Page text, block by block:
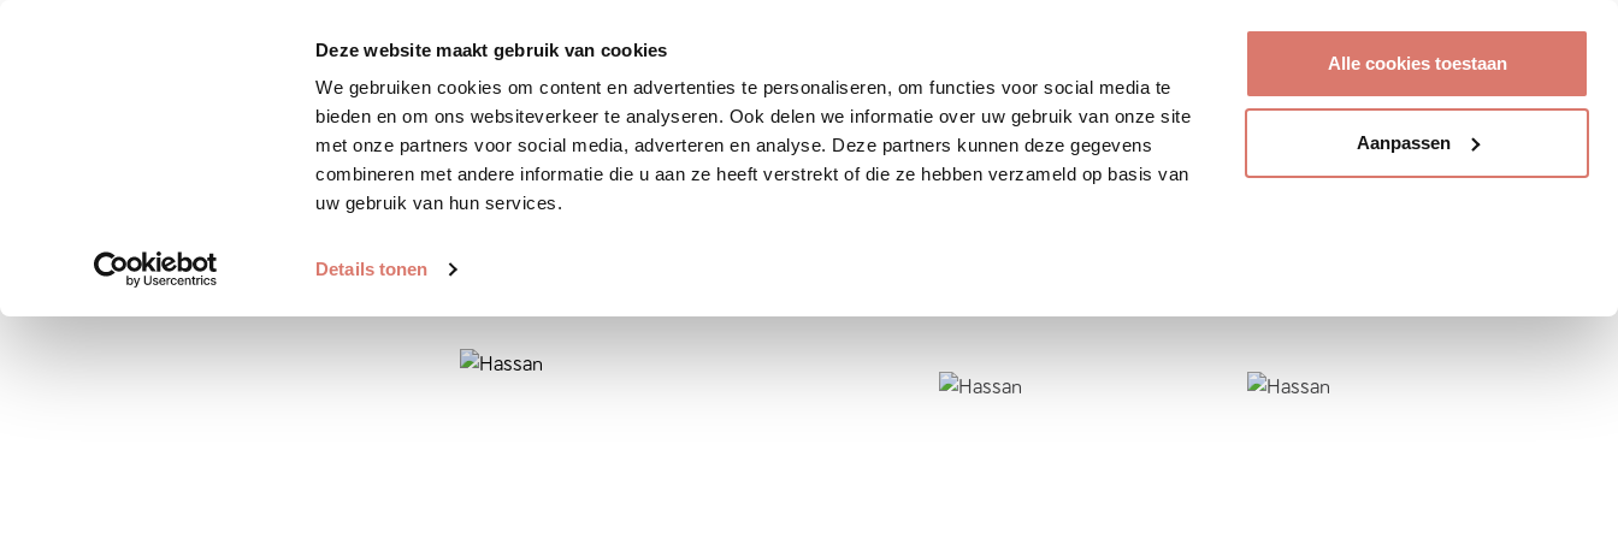
Deze website maakt gebruik van cookies
We gebruiken cookies om content en advertenties te personaliseren, om functies voor social media te
bieden en om ons websiteverkeer te analyseren. Ook delen we informatie over uw gebruik van onze site
met onze partners voor social media, adverteren en analyse. Deze partners kunnen deze gegevens
combineren met andere informatie die u aan ze heeft verstrekt of die ze hebben verzameld op basis van
uw gebruik van hun services.
Details tonen
Alle cookies toestaan
Aanpassen
Zoek huisdier Plaats huisdier Hoe werkt het?